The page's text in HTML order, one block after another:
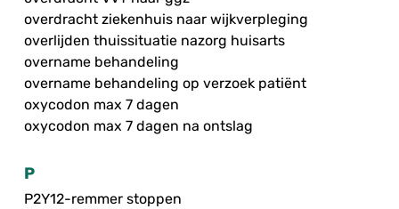
overdracht ziekenhuis naar wijkverpleging
overlijden thuissituatie nazorg huisarts
overname behandeling
overname behandeling op verzoek patiënt
oxycodon max 7 dagen
oxycodon max 7 dagen na ontslag
P
P2Y12-remmer stoppen